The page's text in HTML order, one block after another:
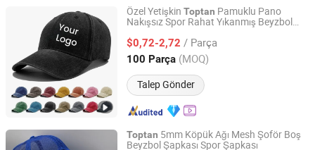
Özel Yetişkin Toptan Pamuklu Pano
Nakışsız Spor Rahat Yıkanmış Beyzbol
$0,72-2,72 / Parça
100 Parça (MOQ)
Talep Gönder
Qingdao Caps Hat Co., Ltd
Shandong, China Fiyat 2024
Toptan 5mm Köpük Ağı Mesh Şoför Boş
Beyzbol Şapkası Spor Şapkası